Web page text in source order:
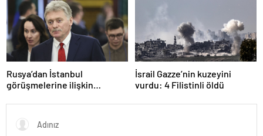
Rusya’dan İstanbul
görüşmelerine ilişkin
İsrail Gazze’nin kuzeyini
vurdu: 4 Filistinli öldü